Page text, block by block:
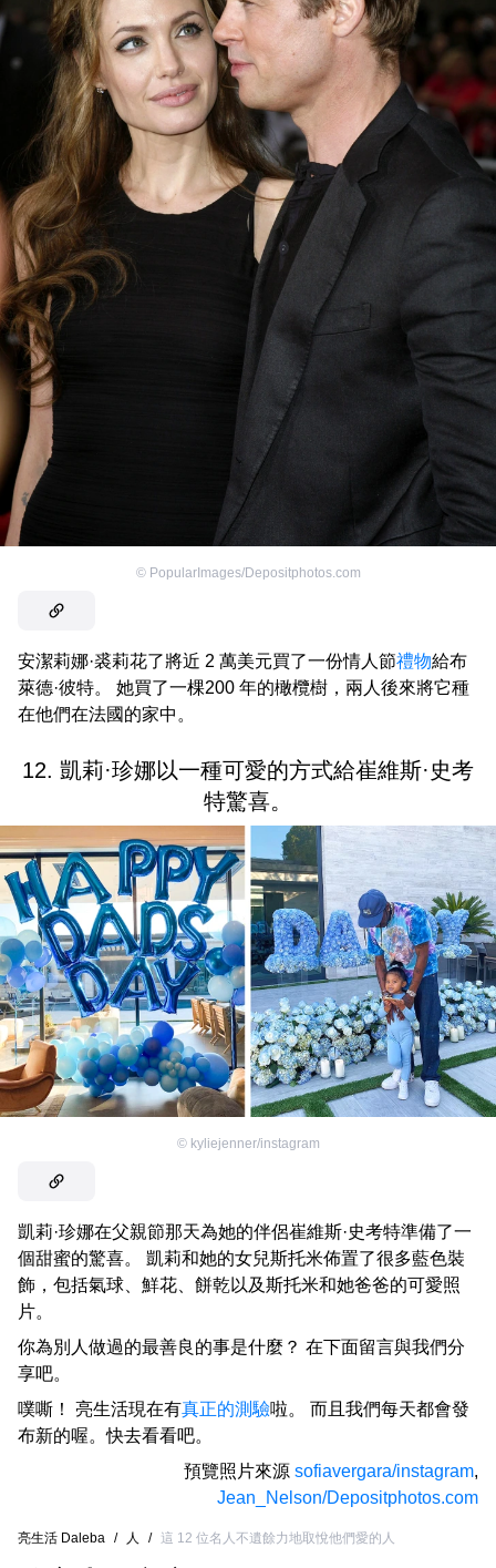
© PopularImages/Depositphotos.com
安潔莉娜·裘莉花了將近 2 萬美元買了一份情人節禮物給布
萊德·彼特。 她買了一棵200 年的橄欖樹，兩人後來將它種
在他們在法國的家中。
12. 凱莉·珍娜以一種可愛的方式給崔維斯·史考
特驚喜。
© kyliejenner/instagram
凱莉·珍娜在父親節那天為她的伴侶崔維斯·史考特準備了一
個甜蜜的驚喜。 凱莉和她的女兒斯托米佈置了很多藍色裝
飾，包括氣球、鮮花、餅乾以及斯托米和她爸爸的可愛照
片。
你為別人做過的最善良的事是什麼？ 在下面留言與我們分
享吧。
噗嘶！ 亮生活現在有真正的測驗啦。 而且我們每天都會發
布新的喔。快去看看吧。
預覽照片來源 sofiavergara/instagram,
Jean_Nelson/Depositphotos.com
亮生活 Daleba / 人 / 這 12 位名人不遺餘力地取悅他們愛的人